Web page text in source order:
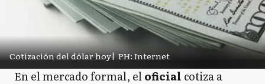
Cotización del dólar hoy| PH: Internet
En el mercado formal, eloficial cotiza a